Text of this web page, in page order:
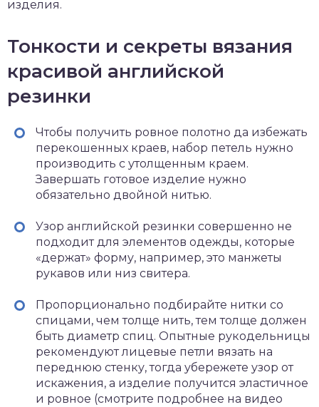
изделия.
Тонкости и секреты вязания
красивой английской
резинки
Чтобы получить ровное полотно да избежать
перекошенных краев, набор петель нужно
производить с утолщенным краем.
Завершать готовое изделие нужно
обязательно двойной нитью.
Узор английской резинки совершенно не
подходит для элементов одежды, которые
«держат» форму, например, это манжеты
рукавов или низ свитера.
Пропорционально подбирайте нитки со
спицами, чем толще нить, тем толще должен
быть диаметр спиц. Опытные рукодельницы
рекомендуют лицевые петли вязать на
переднюю стенку, тогда убережете узор от
искажения, а изделие получится эластичное
и ровное (смотрите подробнее на видео